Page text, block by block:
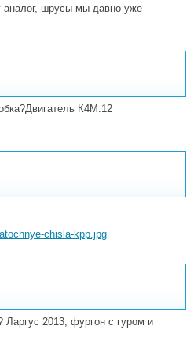
аналог, шрусы мы давно уже
К4М.12
chisla-kpp.jpg
Ларгус 2013, фургон с гуром и